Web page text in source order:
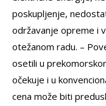
poskupljenje,
održavanje opreme i
otežanom radu. –
osetili u
očekuje i u
cena može biti